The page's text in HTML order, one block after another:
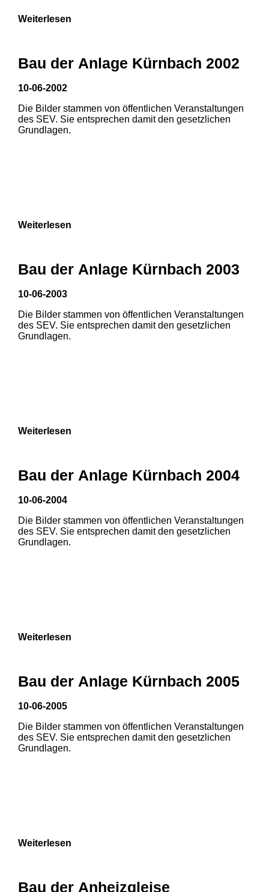
3
1 2
Weiterlesen
Bau der Anlage Kürnbach 2002
10-06-2002
Die Bilder stammen von öffentlichen Veranstaltungen
des SEV. Sie entsprechen damit den gesetzlichen
Grundlagen.
Weiterlesen
Bau der Anlage Kürnbach 2003
10-06-2003
Die Bilder stammen von öffentlichen Veranstaltungen
des SEV. Sie entsprechen damit den gesetzlichen
Grundlagen.
Weiterlesen
Bau der Anlage Kürnbach 2004
10-06-2004
Die Bilder stammen von öffentlichen Veranstaltungen
des SEV. Sie entsprechen damit den gesetzlichen
Grundlagen.
Weiterlesen
Bau der Anlage Kürnbach 2005
10-06-2005
Die Bilder stammen von öffentlichen Veranstaltungen
des SEV. Sie entsprechen damit den gesetzlichen
Grundlagen.
Weiterlesen
Bau der Anheizgleise